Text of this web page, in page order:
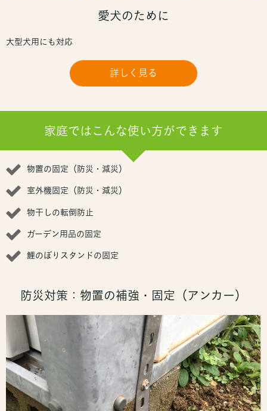
愛犬のために
大型犬用にも対応
詳しく見る
家庭ではこんな使い方ができます
物置の固定（防災・減災）
室外機固定（防災・減災）
物干しの転倒防止
ガーデン用品の固定
鯉のぼりスタンドの固定
防災対策：物置の補強・固定（アンカー）